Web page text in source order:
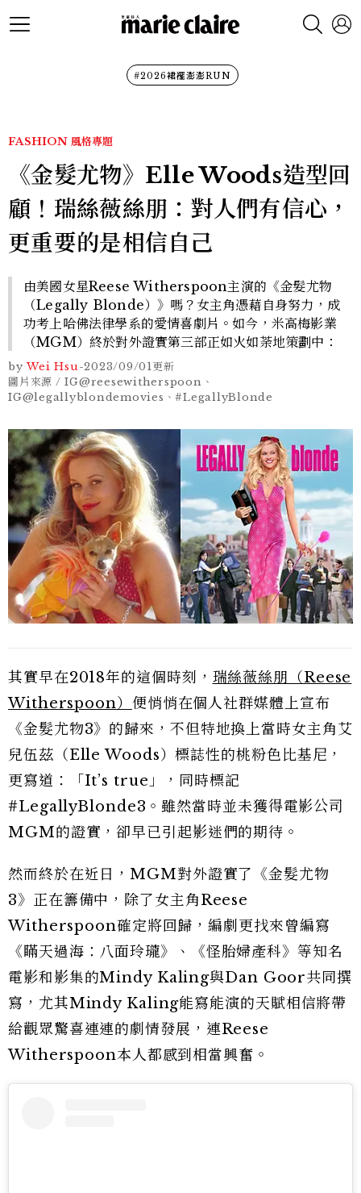
#2026裙襬澎澎RUN
FASHION 風格專題
《金髮尤物》Elle Woods造型回
顧！瑞絲薇絲朋：對人們有信心，
更重要的是相信自己
由美國女星Reese Witherspoon主演的《金髮尤物
（Legally Blonde）》嗎？女主角憑藉自身努力，成
功考上哈佛法律學系的愛情喜劇片。如今，米高梅影業
（MGM）終於對外證實第三部正如火如荼地策劃中：
by Wei Hsu-2023/09/01更新
圖片來源 / IG@reesewitherspoon、
IG@legallyblondemovies、#LegallyBlonde
其實早在2018年的這個時刻， 瑞絲薇絲朋（Reese
Witherspoon） 便悄悄在個人社群媒體上宣布
《金髮尤物3》的歸來，不但特地換上當時女主角艾
兒伍茲（Elle Woods）標誌性的桃粉色比基尼，
更寫道：「It’s true」，同時標記
#LegallyBlonde3。雖然當時並未獲得電影公司
MGM的證實，卻早已引起影迷們的期待。
然而終於在近日，MGM對外證實了《金髮尤物
3》正在籌備中，除了女主角Reese
Witherspoon確定將回歸，編劇更找來曾編寫
《瞞天過海：八面玲瓏》、《怪胎婦產科》等知名
電影和影集的Mindy Kaling與Dan Goor共同撰
寫，尤其Mindy Kaling能寫能演的天賦相信將帶
給觀眾驚喜連連的劇情發展，連Reese
Witherspoon本人都感到相當興奮。